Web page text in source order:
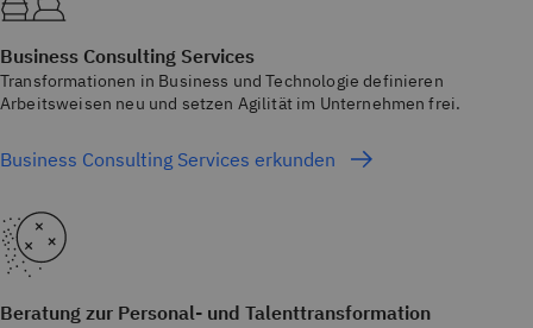
Business Consulting Services
Transformationen in Business und Technologie definieren
Arbeitsweisen neu und setzen Agilität im Unternehmen frei.
Business Consulting Services erkunden
Beratung zur Personal- und Talenttransformation